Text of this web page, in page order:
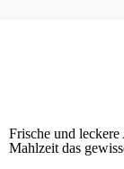
Frische und
Mahlzeit das